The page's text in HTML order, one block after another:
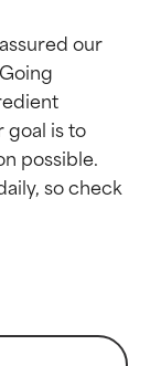
our
goal is to
possible.
so check